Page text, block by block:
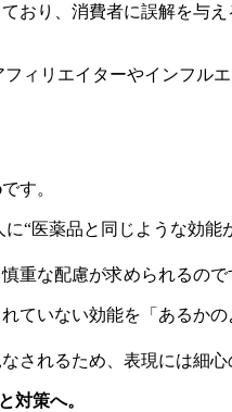
おり、消費者に誤解を与
ィリエイターやインフル
です。
“医薬品と同じような効能
重な配慮が求められるので
ていない効能を「あるか
されるため、表現には細心
対策へ。